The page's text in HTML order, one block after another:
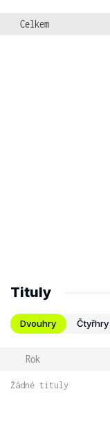
Celkem
Tituly
Dvouhry Čtyřhry
Rok
Žádné tituly